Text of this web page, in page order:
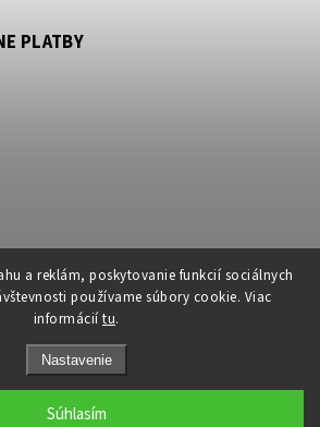
a reklám, poskytovanie funkcií sociálnych
používame súbory cookie. Viac
informácií tu.
Nastavenie
Súhlasím
PLATBY